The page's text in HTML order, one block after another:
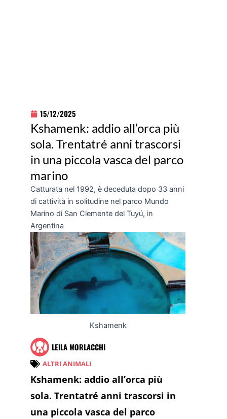
15/12/2025
Kshamenk: addio all’orca più
sola. Trentatré anni trascorsi
in una piccola vasca del parco
marino
Catturata nel 1992, è deceduta dopo 33 anni
di cattività in solitudine nel parco Mundo
Marino di San Clemente del Tuyú, in
Argentina
Kshamenk
LEILA MORLACCHI
ALTRI ANIMALI
Kshamenk: addio all’orca più
sola. Trentatré anni trascorsi in
una piccola vasca del parco